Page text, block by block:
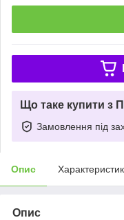
Що таке купити з
Замовлення під
Опис
Опис